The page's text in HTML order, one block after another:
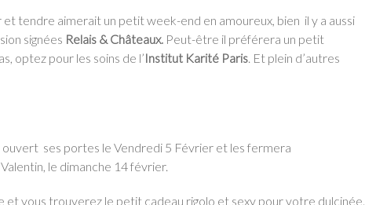
tendre aimerait un petit week-end en amoureux, bien il y a aussi
signées Relais & Châteaux. Peut-être il préférera un petit
optez pour les soins de l’Institut Karité Paris. Et plein d’autres
ses portes le Vendredi 5 Février et les fermera
le dimanche 14 février.
et vous trouverez le petit cadeau rigolo et sexy pour votre dulcinée.